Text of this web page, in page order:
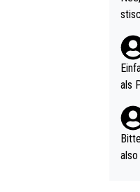
(in
als
nes
ttler
vV
als